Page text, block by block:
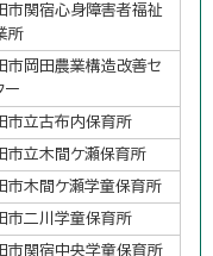
市関宿心身障害者福祉
所
市岡田農業構造改善セ
ー
市立古布内保育所
市立木間ケ瀬保育所
市木間ケ瀬学童保育所
市二川学童保育所
市関宿中央学童保育所